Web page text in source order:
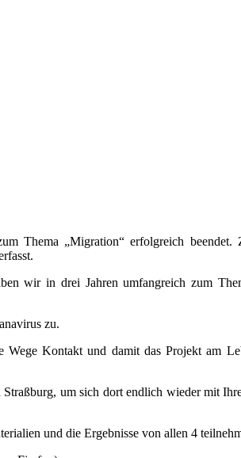
Thema „Migration“ erfolgreich
wir in drei Jahren umfangreich zum
zu.
Kontakt und damit das Projekt am
um sich dort endlich wieder mit
und die Ergebnisse von allen 4